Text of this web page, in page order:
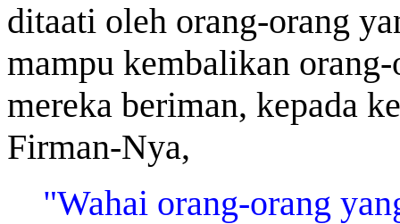
ditaati oleh orang-orang
mampu kembalikan
mereka beriman, kepada
Firman-Nya,
"Wahai orang-orang